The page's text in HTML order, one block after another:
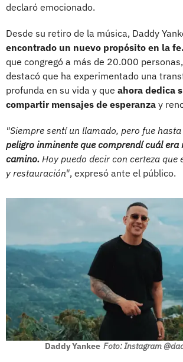
declaró emocionado.
Desde su retiro de la música, Daddy
encontrado un nuevo propósito en la fe.
que congregó a más de 20.000
destacó que ha experimentado una
profunda en su vida y que ahora dedica
compartir mensajes de esperanza y
"Siempre sentí un llamado, pero fue hasta
peligro inminente que comprendí cuál era
camino. Hoy puedo decir con certeza que
y restauración", expresó ante el público.
Daddy Yankee Foto: Instagram